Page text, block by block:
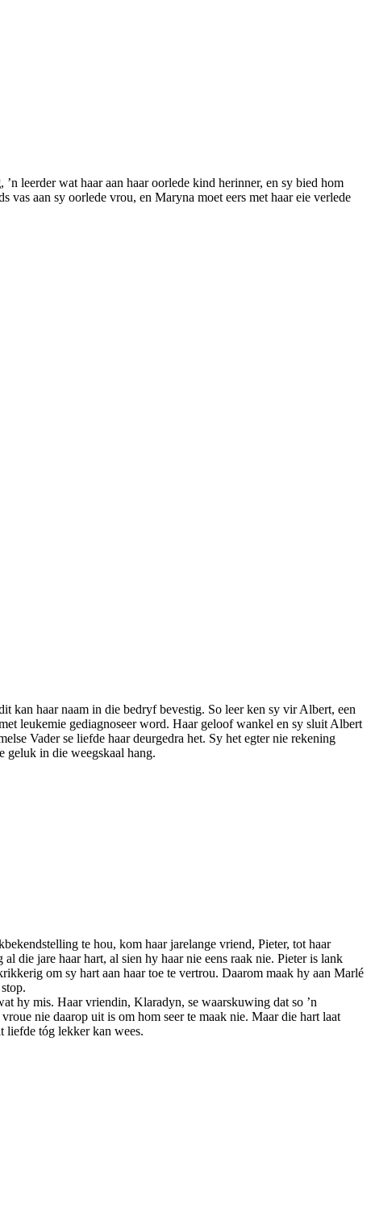
, ’n leerder wat haar aan haar oorlede kind herinner, en sy bied hom
vas aan sy oorlede vrou, en Maryna moet eers met haar eie verlede
kan haar naam in die bedryf bevestig. So leer ken sy vir Albert, een
leukemie gediagnoseer word. Haar geloof wankel en sy sluit Albert
Vader se liefde haar deurgedra het. Sy het egter nie rekening
geluk in die weegskaal hang.
te hou, kom haar jarelange vriend, Pieter, tot haar
die jare haar hart, al sien hy haar nie eens raak nie. Pieter is lank
om sy hart aan haar toe te vertrou. Daarom maak hy aan Marlé
hy mis. Haar vriendin, Klaradyn, se waarskuwing dat so ’n
nie daarop uit is om hom seer te maak nie. Maar die hart laat
liefde tóg lekker kan wees.